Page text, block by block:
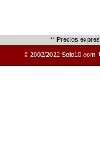
** Precios
© 2002/2022 Solo10.com